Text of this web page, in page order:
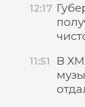
12:17
11:51
В